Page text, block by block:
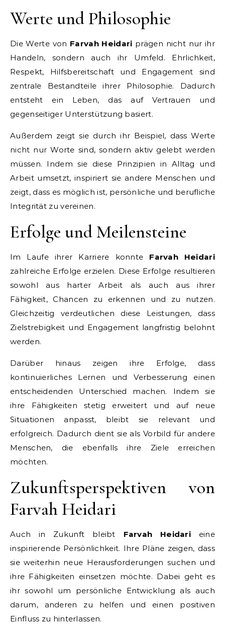
Werte und Philosophie
Die Werte von Farvah Heidari prägen nicht nur ihr
Handeln, sondern auch ihr Umfeld. Ehrlichkeit,
Respekt, Hilfsbereitschaft und Engagement sind
zentrale Bestandteile ihrer Philosophie. Dadurch
entsteht ein Leben, das auf Vertrauen und
gegenseitiger Unterstützung basiert.
Außerdem zeigt sie durch ihr Beispiel, dass Werte
nicht nur Worte sind, sondern aktiv gelebt werden
müssen. Indem sie diese Prinzipien in Alltag und
Arbeit umsetzt, inspiriert sie andere Menschen und
zeigt, dass es möglich ist, persönliche und berufliche
Integrität zu vereinen.
Erfolge und Meilensteine
Im Laufe ihrer Karriere konnte Farvah Heidari
zahlreiche Erfolge erzielen. Diese Erfolge resultieren
sowohl aus harter Arbeit als auch aus ihrer
Fähigkeit, Chancen zu erkennen und zu nutzen.
Gleichzeitig verdeutlichen diese Leistungen, dass
Zielstrebigkeit und Engagement langfristig belohnt
werden.
Darüber hinaus zeigen ihre Erfolge, dass
kontinuierliches Lernen und Verbesserung einen
entscheidenden Unterschied machen. Indem sie
ihre Fähigkeiten stetig erweitert und auf neue
Situationen anpasst, bleibt sie relevant und
erfolgreich. Dadurch dient sie als Vorbild für andere
Menschen, die ebenfalls ihre Ziele erreichen
möchten.
Zukunftsperspektiven von
Farvah Heidari
Auch in Zukunft bleibt Farvah Heidari eine
inspirierende Persönlichkeit. Ihre Pläne zeigen, dass
sie weiterhin neue Herausforderungen suchen und
ihre Fähigkeiten einsetzen möchte. Dabei geht es
ihr sowohl um persönliche Entwicklung als auch
darum, anderen zu helfen und einen positiven
Einfluss zu hinterlassen.